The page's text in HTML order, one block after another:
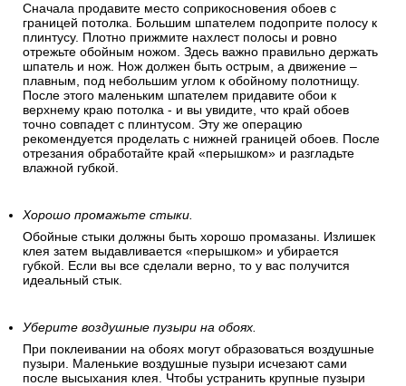
Сначала продавите место соприкосновения обоев с
границей потолка. Большим шпателем подоприте полосу к
плинтусу. Плотно прижмите нахлест полосы и ровно
отрежьте обойным ножом. Здесь важно правильно держать
шпатель и нож. Нож должен быть острым, а движение –
плавным, под небольшим углом к обойному полотнищу.
После этого маленьким шпателем придавите обои к
верхнему краю потолка - и вы увидите, что край обоев
точно совпадет с плинтусом. Эту же операцию
рекомендуется проделать с нижней границей обоев. После
отрезания обработайте край «перышком» и разгладьте
влажной губкой.
Хорошо промажьте стыки.
Обойные стыки должны быть хорошо промазаны. Излишек
клея затем выдавливается «перышком» и убирается
губкой. Если вы все сделали верно, то у вас получится
идеальный стык.
Уберите воздушные пузыри на обоях.
При поклеивании на обоях могут образоваться воздушные
пузыри. Маленькие воздушные пузыри исчезают сами
после высыхания клея. Чтобы устранить крупные пузыри